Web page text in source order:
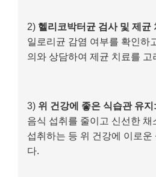
2) 헬리코박터균 검사 및 제균
일로리균 감염 여부를 확인하
의와 상담하여 제균 치료를 고
3) 위 건강에 좋은 식습관 유지:
음식 섭취를 줄이고 신선한 채
섭취하는 등 위 건강에 이로운
다.